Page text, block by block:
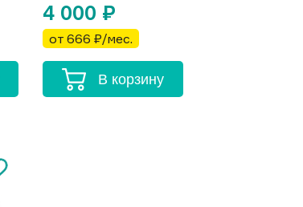
4 000 ₽
от 666 ₽/мес.
В корзину